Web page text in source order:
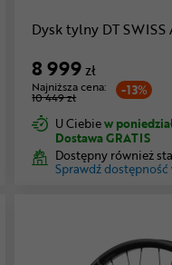
Dysk tylny DT
8 999zł
-13%
Najniższa cena:
10 449 zł
U Ciebiew
Dostawa GRATIS
Dostępny również
Sprawdź